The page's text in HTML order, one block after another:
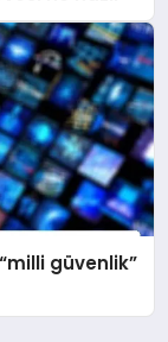
güvenlik”